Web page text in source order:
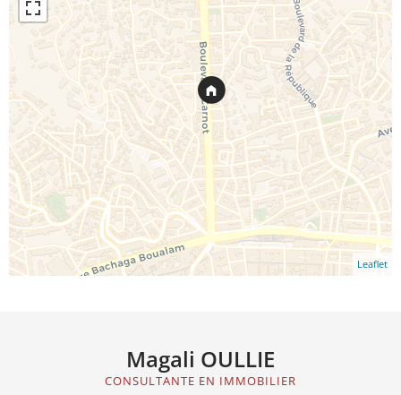
Leaflet
Magali OULLIE
CONSULTANTE EN IMMOBILIER